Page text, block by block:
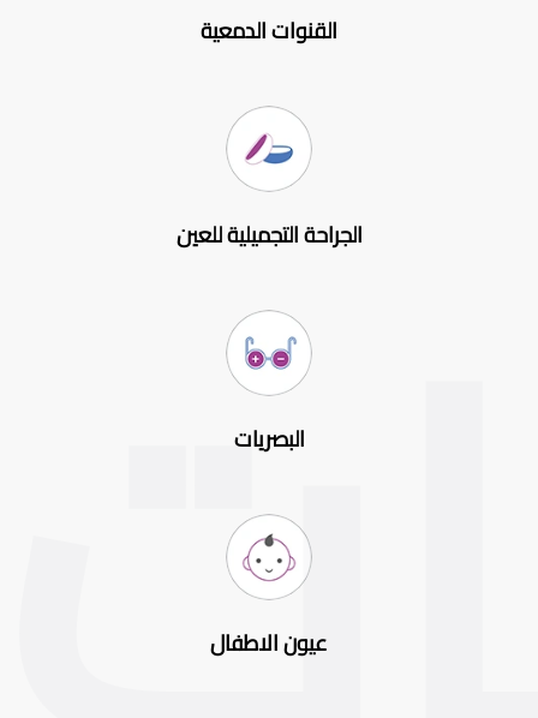
القنوات الدمعية
الجراحة التجميلية للعين
البصريات
عيون الاطفال